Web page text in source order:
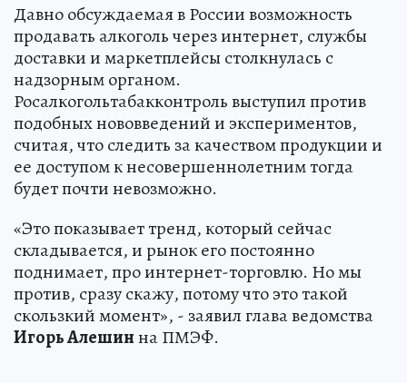
Давно обсуждаемая в России возможность
продавать алкоголь через интернет, службы
доставки и маркетплейсы столкнулась с
надзорным органом.
Росалкогольтабакконтроль выступил против
подобных нововведений и экспериментов,
считая, что следить за качеством продукции и
ее доступом к несовершеннолетним тогда
будет почти невозможно.
«Это показывает тренд, который сейчас
складывается, и рынок его постоянно
поднимает, про интернет-торговлю. Но мы
против, сразу скажу, потому что это такой
скользкий момент», - заявил глава ведомства
Игорь Алешинна ПМЭФ.